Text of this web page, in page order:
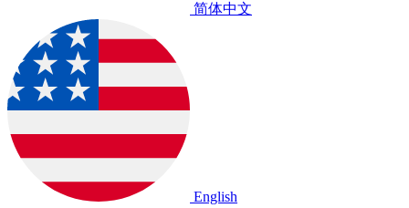
简体中文
English